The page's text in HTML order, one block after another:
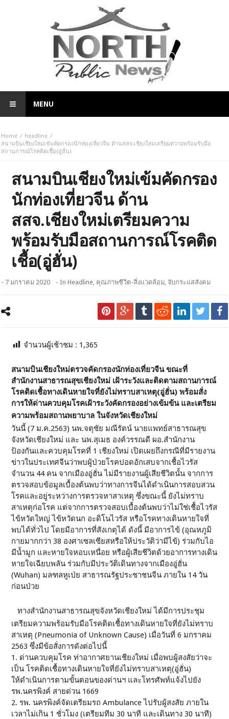
MENU
Home
headline
สนามบินเชียงใหม่เข้มคัดกรองนักท่องเที่ยวจีน ด้านสสจ.เชียงใหม่เตรียมความพร้อมรับมือ
สถานการณ์โรคติดเชื้อ(อู่ฮั่น)
สนามบินเชียงใหม่เข้มคัดกรอง
นักท่องเที่ยวจีน ด้าน
สสจ.เชียงใหม่เตรียมความ
พร้อมรับมือสถานการณ์โรคติด
เชื้อ(อู่ฮั่น)
- 7 มกราคม 2020 - InHeadline, คุณภาพชีวิต-สิ่งแวดล้อม, จับกระแสสังคม
จำนวนผู้เช้าชม : 1,365
สนามบินเชียงใหม่ตรวจคัดกรองนักท่องเที่ยวจีน ขณะที่
สำนักงานสาธารณสุขเชียงใหม่ เฝ้าระวังและติดตามสถานการณ์
โรคติดเชื้อทางเดินหายใจที่ยังไม่ทราบสาเหตุ(อู่ฮั่น) พร้อมสั่ง
การให้ด่านควบคุมโรคเฝ้าระวังคัดกรองอย่างเข้มข้น และเตรียม
ความพร้อมสถานพยาบาล ในจังหวัดเชียงใหม่
วันนี้ (7 ม.ค.2563) นพ.จตุชัย มณีรัตน์ นายแพทย์สาธารณสุข
จังหวัดเชียงใหม่ และ นพ.สุเมธ องค์วรรณดี ผอ.สำนักงาน
ป้องกันและควบคุมโรคที่ 1 เชียงใหม่ เปิดเผยถึงกรณีที่มีรายงาน
ข่าวในประเทศจีนว่าพบผู้ป่วยโรคปอดอักเสบจากเชื้อไวรัส
จำนวน 44 คน จากเมืองอู่ฮั่น ไม่มีรายงานผู้เสียชีวิตนั้น จากการ
ตรวจสอบข้อมูลเบื้องต้นพบว่าทางการจีนได้ดำเนินการสอบสวน
โรคและอยู่ระหว่างการตรวจหาสาเหตุ ซึ่งขณะนี้ ยังไม่ทราบ
สาเหตุก่อโรค แต่จากการตรวจสอบเบื้องต้นพบว่าไม่ใช่เชื้อไวรัส
ไข้หวัดใหญ่ ไข้หวัดนก อะดิโนไวรัส หรือโรคทางเดินหายใจที่
พบได้ทั่วไป โดยมีอาการที่สังเกตุได้ ดังนี้ มีอาการไข้ (อุณหภูมิ
กายมากกว่า 38 องศาเซลเซียสหรือให้ประวัติว่ามีไข้) ร่วมกับไอ
มีน้ำมูก และหายใจหอบเหนื่อย หรือผู้เสียชีวิตด้วยอาการทางเดิน
หายใจเฉียบพลัน ร่วมกับมีประวัติเดินทางจากเมืองอู่ฮั่น
(Wuhan) มลฑลหูเป่ย สาธารณรัฐประชาชนจีน ภายใน 14 วัน
ก่อนป่วย
ทางสำนักงานสาธารณสุขจังหวัดเชียงใหม่ ได้มีการประชุม
เตรียมความพร้อมรับมือโรคติดเชื้อทางเดินหายใจที่ยังไม่ทราบ
สาเหตุ (Pneumonia of Unknown Cause) เมื่อวันที่ 6 มกราคม
2563 ซึ่งมีข้อสั่งการดังต่อไปนี้
1. ด่านควบคุมโรค ท่าอากาศยานเชียงใหม่ เมื่อพบผู้สงสัยว่าจะ
เป็น โรคติดเชื้อทางเดินหายใจที่ยังไม่ทราบสาเหตุ(อู่ฮั่น)
ให้ดำเนินการตามขั้นตอนของด่านฯ และโทรศัพท์แจ้งไปยัง
รพ.นครพิงค์ สายด่วน 1669
2. รพ. นครพิงค์จัดเตรียมรถ Ambulance ไปรับผู้สงสัย ภายใน
เวลาไม่เกิน 1 ชั่วโมง (เตรียมทีม 30 นาที และเดินทาง 30 นาที)